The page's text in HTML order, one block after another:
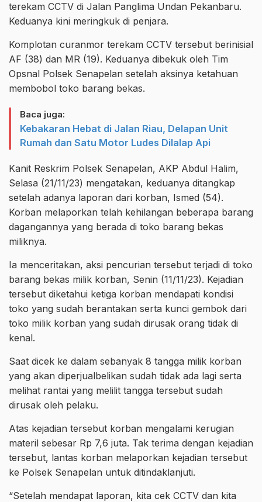
terekam CCTV di Jalan Panglima Undan Pekanbaru.
Keduanya kini meringkuk di penjara.
Komplotan curanmor terekam CCTV tersebut berinisial
AF (38) dan MR (19). Keduanya dibekuk oleh Tim
Opsnal Polsek Senapelan setelah aksinya ketahuan
membobol toko barang bekas.
Baca juga:
Kebakaran Hebat di Jalan Riau, Delapan Unit
Rumah dan Satu Motor Ludes Dilalap Api
Kanit Reskrim Polsek Senapelan, AKP Abdul Halim,
Selasa (21/11/23) mengatakan, keduanya ditangkap
setelah adanya laporan dari korban, Ismed (54).
Korban melaporkan telah kehilangan beberapa barang
dagangannya yang berada di toko barang bekas
miliknya.
Ia menceritakan, aksi pencurian tersebut terjadi di toko
barang bekas milik korban, Senin (11/11/23). Kejadian
tersebut diketahui ketiga korban mendapati kondisi
toko yang sudah berantakan serta kunci gembok dari
toko milik korban yang sudah dirusak orang tidak di
kenal.
Saat dicek ke dalam sebanyak 8 tangga milik korban
yang akan diperjualbelikan sudah tidak ada lagi serta
melihat rantai yang melilit tangga tersebut sudah
dirusak oleh pelaku.
Atas kejadian tersebut korban mengalami kerugian
materil sebesar Rp 7,6 juta. Tak terima dengan kejadian
tersebut, lantas korban melaporkan kejadian tersebut
ke Polsek Senapelan untuk ditindaklanjuti.
“Setelah mendapat laporan, kita cek CCTV dan kita